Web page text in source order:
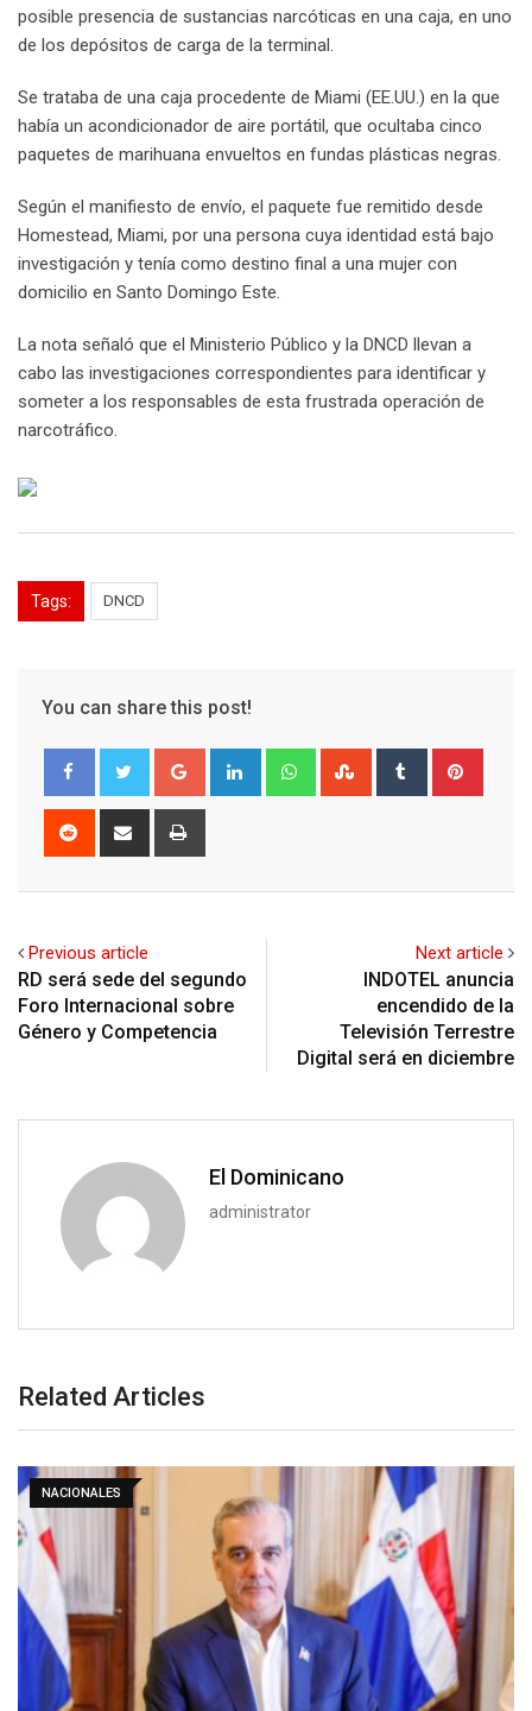
posible presencia de sustancias narcóticas en una caja, en uno
de los depósitos de carga de la terminal.
Se trataba de una caja procedente de Miami (EE.UU.) en la que
había un acondicionador de aire portátil, que ocultaba cinco
paquetes de marihuana envueltos en fundas plásticas negras.
Según el manifiesto de envío, el paquete fue remitido desde
Homestead, Miami, por una persona cuya identidad está bajo
investigación y tenía como destino final a una mujer con
domicilio en Santo Domingo Este.
La nota señaló que el Ministerio Público y la DNCD llevan a
cabo las investigaciones correspondientes para identificar y
someter a los responsables de esta frustrada operación de
narcotráfico.
Tags: DNCD
You can share this post!
Google+ LinkedIn WhatsappStumbleUpon
Tumblr
Reddit
Share
Previous article
RD será sede del segundo
Foro Internacional sobre
Género y Competencia
Next article
INDOTEL anuncia
encendido de la
Televisión Terrestre
Digital será en diciembre
El Dominicano
administrator
Related Articles
NACIONALES
Poder Ejecutivo dispone extradición de dos
dominicanos requeridos…
07/08/2026